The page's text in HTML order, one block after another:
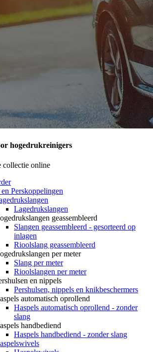
hogedrukreinigers
collectie online
Perskoppelingen
Lagedrukslangen
geassembleerd
Slangen geassembleerd - gesorteerd op
inlagen
Rioolslang geassembleerd
per meter
Slang per meter
Rioolslangen per meter
en nippels
Pershulsen, nippels en knikbeschermers
automatisch oprollend
Haspels automatisch oprollend - zonder
slang
handbediend
Haspels handbediend - zonder slang